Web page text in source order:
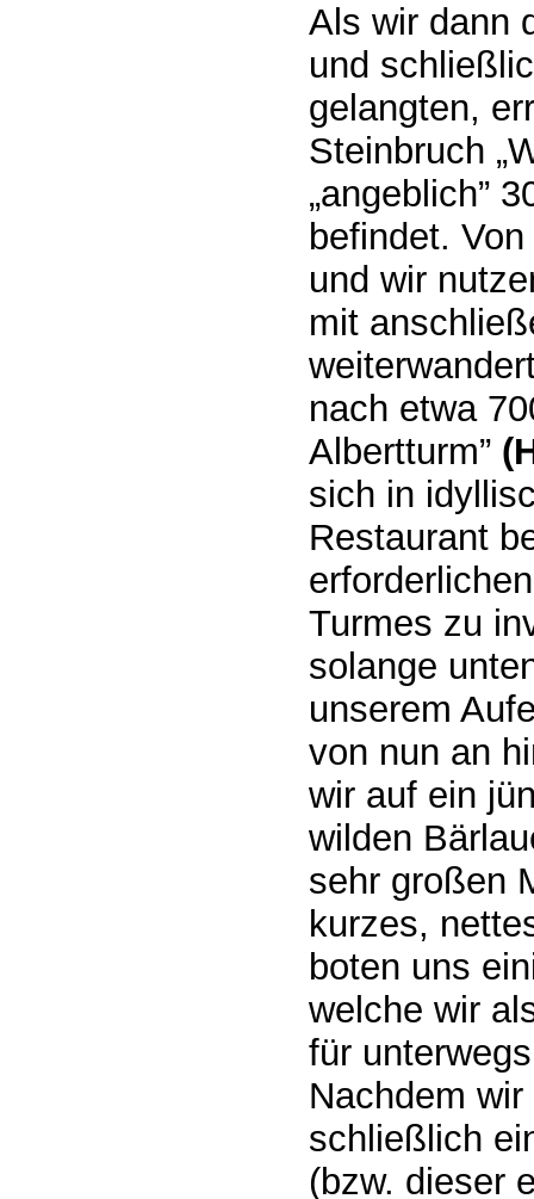
Als wir dann
und
gelangten,
Steinbruch
„angeblich”
befindet.
und wir
mit
nach etwa
Albertturm”
sich in
Restaurant
Turmes zu
solange
unserem
von nun an
wir auf ein
wilden
sehr großen
kurzes,
boten uns
welche wir
für
Nachdem
schließlich
(bzw. dieser